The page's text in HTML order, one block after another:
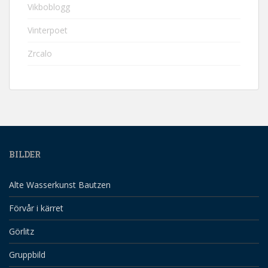
Vikboblogg
Vinterpoet
Zrcalo
BILDER
Alte Wasserkunst Bautzen
Förvår i kärret
Görlitz
Gruppbild